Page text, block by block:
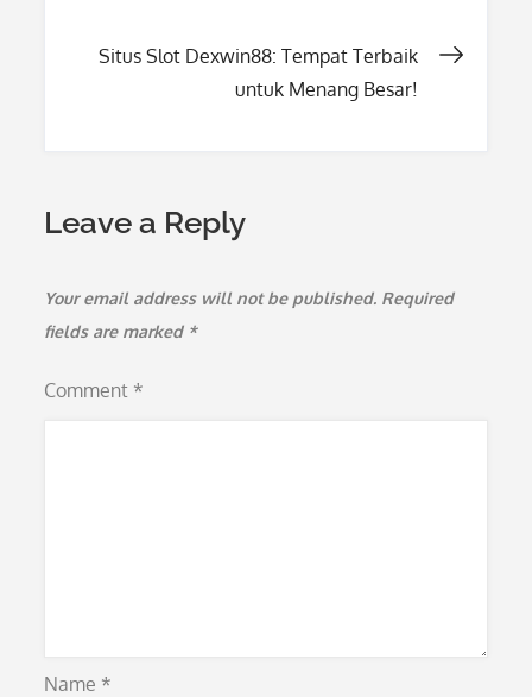
Situs Slot Dexwin88: Tempat Terbaik
untuk Menang Besar!
Leave a Reply
Your email address will not be published. Required
fields are marked *
Comment *
Name *